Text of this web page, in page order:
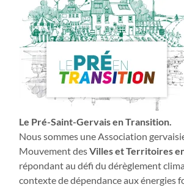
Le Pré-Saint-Gervais en Transition.
Nous sommes une Association
Mouvement desVilles et Territoires
répondant au défi du dérèglement
contexte de dépendance aux énergies